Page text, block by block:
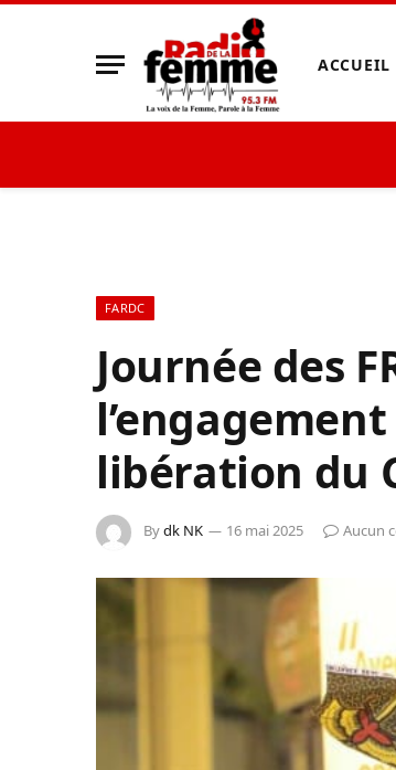
ACCUEIL
FARDC
Journée des
libération du
Bydk NK 16 mai 2025 Aucun